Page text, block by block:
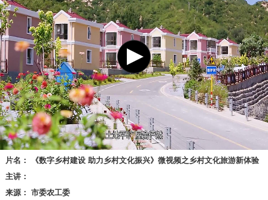
片名：
《数字乡村建设 助力乡村文化振兴》微视频之乡村文化旅游新体验
主讲：
来源： 市委农工委